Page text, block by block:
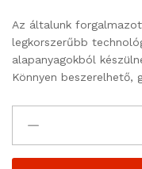
Az általunk
legkorszerűbb
alapanyagokból
Könnyen beszerelhető,